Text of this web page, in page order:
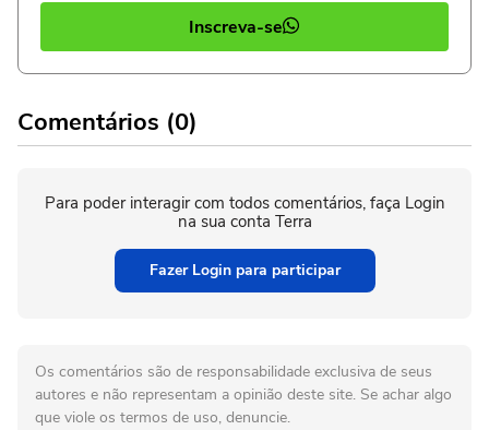
Inscreva-se
Comentários (0)
Para poder interagir com todos comentários, faça Login
na sua conta Terra
Fazer Login para participar
Os comentários são de responsabilidade exclusiva de seus
autores e não representam a opinião deste site. Se achar algo
que viole os termos de uso, denuncie.